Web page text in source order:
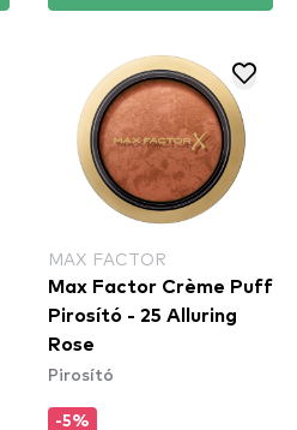
MAX FACTOR
Max Factor Crème Puff
Pirosító - 25 Alluring
Rose
Pirosító
-5%